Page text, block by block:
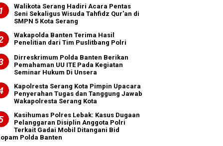
Walikota Serang Hadiri Acara Pentas
Seni Sekaligus Wisuda Tahfidz Qur'an di
SMPN 5 Kota Serang
Wakapolda Banten Terima Hasil
Penelitian dari Tim Puslitbang Polri
Dirreskrimum Polda Banten Berikan
Pemahaman UU ITE Pada Kegiatan
Seminar Hukum Di Unsera
Kapolresta Serang Kota Pimpin Upacara
Penyerahan Tugas dan Tanggung Jawab
Wakapolresta Serang Kota
Kasihumas Polres Lebak: Kasus Dugaan
Pelanggaran Disiplin Anggota Polri
Terkait Gadai Mobil Ditangani Bid
Polda Banten